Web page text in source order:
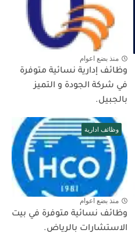
منذ بضع اعوام
وظائف إدارية نسائية متوفرة
في شركة الجودة و التميز
بالجبيل.
وظائف ادارية
منذ بضع اعوام
وظائف نسائية متوفرة في بيت
الاستشارات بالرياض.